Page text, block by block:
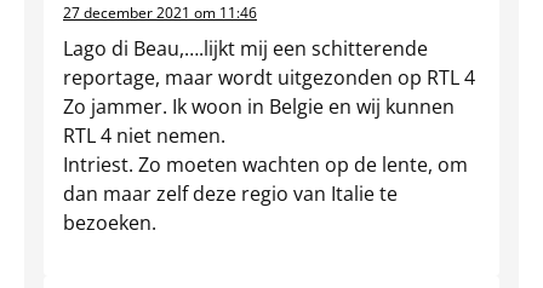
27 december 2021 om 11:46
Lago di Beau,….lijkt mij een schitterende
reportage, maar wordt uitgezonden op RTL 4
Zo jammer. Ik woon in Belgie en wij kunnen
RTL 4 niet nemen.
Intriest. Zo moeten wachten op de lente, om
dan maar zelf deze regio van Italie te
bezoeken.